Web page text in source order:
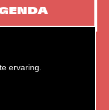
ervaring.